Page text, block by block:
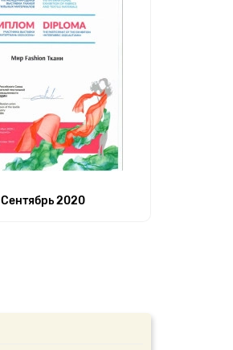
Сентябрь 2020